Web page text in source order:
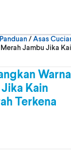
Asas
Jambu Jika
Warna
Kain
Terkena